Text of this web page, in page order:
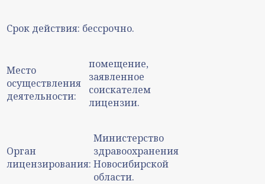
Срок действия: бессрочно.
Место
осуществления
деятельности:
помещение,
заявленное
соискателем
лицензии.
Орган
лицензирования:
Министерство
здравоохранения
Новосибирской
области.